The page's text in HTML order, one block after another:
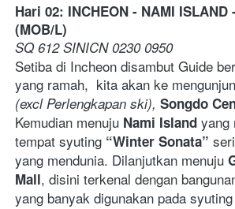
Hari 02: INCHEON - NAMI ISLAND
(MOB/L)
SQ 612 SINICN 0230 0950
Setiba di Incheon disambut Guide
yang ramah,  kita akan ke
(excl Perlengkapan ski), Songdo
Kemudian menuju Nami Island yang
tempat syuting “Winter Sonata”
yang mendunia. Dilanjutkan menuju
Mall, disini terkenal dengan
yang banyak digunakan pada